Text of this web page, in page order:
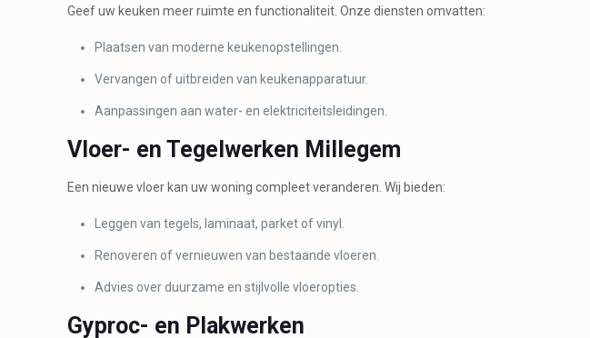
Geef uw keuken meer ruimte en functionaliteit. Onze diensten omvatten:
Plaatsen van moderne keukenopstellingen.
Vervangen of uitbreiden van keukenapparatuur.
Aanpassingen aan water- en elektriciteitsleidingen.
Vloer- en Tegelwerken Millegem
Een nieuwe vloer kan uw woning compleet veranderen. Wij bieden:
Leggen van tegels, laminaat, parket of vinyl.
Renoveren of vernieuwen van bestaande vloeren.
Advies over duurzame en stijlvolle vloeropties.
Gyproc- en Plakwerken